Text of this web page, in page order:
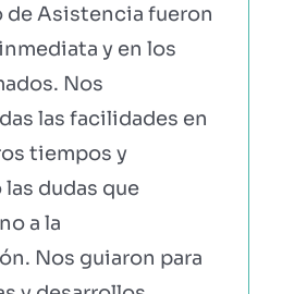
de Asistencia fueron
y en los
Nos
las facilidades en
tiempos y
dudas que
a la
Nos guiaron para